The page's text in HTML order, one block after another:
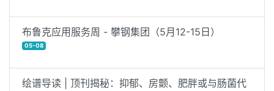
布鲁克应用服务周 - 攀钢集团（5月12-15日）
05-08
绘谱导读 | 顶刊揭秘：抑郁、房颤、肥胖或与肠菌代